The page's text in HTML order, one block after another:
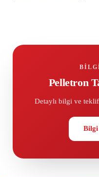
Pelletron
Detaylı bilgi ve
Bilgi